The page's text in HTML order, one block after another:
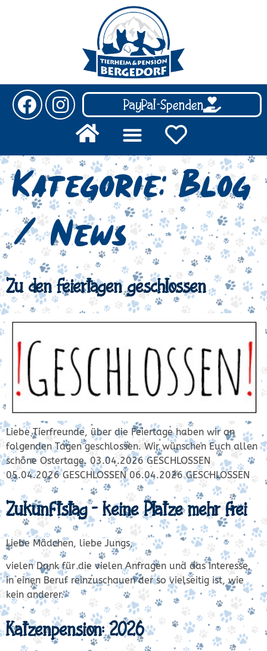
PayPal-Spenden
Kategorie:Blog
/ News
Zu den Feiertagen geschlossen
Liebe Tierfreunde, über die Feiertage haben wir an
folgenden Tagen geschlossen. Wir wünschen Euch allen
schöne Ostertage. 03.04.2026 GESCHLOSSEN
05.04.2026 GESCHLOSSEN 06.04.2026 GESCHLOSSEN
Zukunftstag – keine Plätze mehr frei
Liebe Mädchen, liebe Jungs,
vielen Dank für die vielen Anfragen und das Interesse,
in einen Beruf reinzuschauen der so vielseitig ist, wie
kein anderer.
Katzenpension: 2026